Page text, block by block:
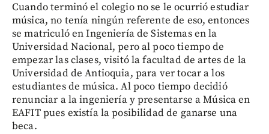
Cuando terminó el colegio no se le ocurrió estudiar
música, no tenía ningún referente de eso, entonces
se matriculó en Ingeniería de Sistemas en la
Universidad Nacional, pero al poco tiempo de
empezar las clases, visitó la facultad de artes de la
Universidad de Antioquia, para ver tocar a los
estudiantes de música. Al poco tiempo decidió
renunciar a la ingeniería y presentarse a Música en
EAFIT pues existía la posibilidad de ganarse una
beca.